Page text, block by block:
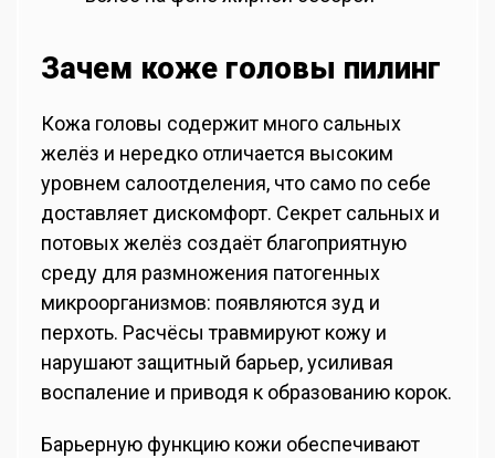
Зачем коже головы пилинг
Кожа головы содержит много сальных
желёз и нередко отличается высоким
уровнем салоотделения, что само по себе
доставляет дискомфорт. Секрет сальных и
потовых желёз создаёт благоприятную
среду для размножения патогенных
микроорганизмов: появляются зуд и
перхоть. Расчёсы травмируют кожу и
нарушают защитный барьер, усиливая
воспаление и приводя к образованию корок.
Барьерную функцию кожи обеспечивают